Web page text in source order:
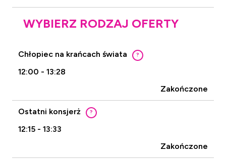
WYBIERZ RODZAJ OFERTY
Chłopiec na krańcach świata ?
12:00 - 13:28
Zakończone
Ostatni konsjerż ?
12:15 - 13:33
Zakończone